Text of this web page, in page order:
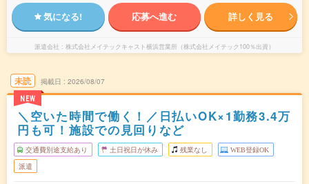
気になる! 応募へ進む 詳しく見る
派遣会社 株式会社メイテックキャスト横浜営業所（株式会社メイテック100％出資）
未読
NEW
掲載日 2026/08/07
＼空いた時間で働く！／日払いOK×1勤務3.4万
円も可！施設での見回りなど
交通費別途支給あり 土日祝日が休み 残業なし WEB登録OK
派遣